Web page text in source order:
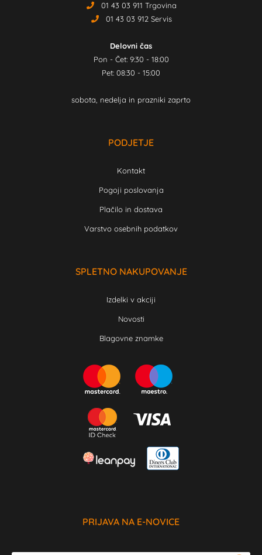
01 43 03 911 Trgovina
01 43 03 912 Servis
Delovni čas
Pon - Čet: 9:30 - 18:00
Pet: 08:30 - 15:00
sobota, nedelja in prazniki zaprto
PODJETJE
Kontakt
Pogoji poslovanja
Plačilo in dostava
Varstvo osebnih podatkov
SPLETNO NAKUPOVANJE
Izdelki v akciji
Novosti
Blagovne znamke
PRIJAVA NA E-NOVICE